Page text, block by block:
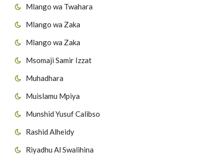
Mlango wa Twahara
Mlango wa Zaka
Mlango wa Zaka
Msomaji Samir Izzat
Muhadhara
Muislamu Mpiya
Munshid Yusuf Calibso
Rashid Alheidy
Riyadhu Al Swalihina